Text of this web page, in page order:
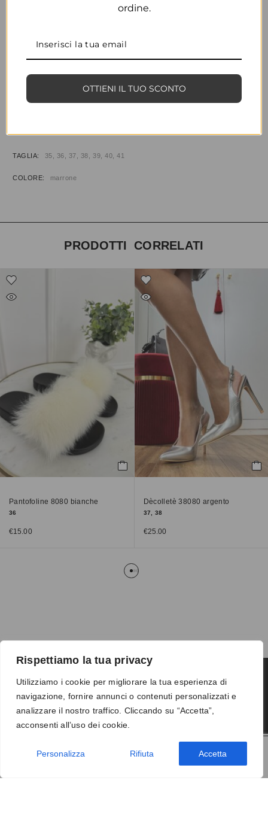
Rispettiamo la tua privacy
Utilizziamo i cookie per migliorare la tua esperienza di
navigazione, fornire annunci o contenuti personalizzati e
analizzare il nostro traffico. Cliccando su “Accetta”,
acconsenti all’uso dei cookie.
Personalizza Rifiuta Accetta
AGGIUNGI AL CARRELLO
COD:
TAGLIA 35, 36, 37, 38, 39, 40, 41
COLORE marrone
PRODOTTI CORRELATI
Pantofoline 8080 bianche
36
€15.00
Dècolletè 38080 argento
37, 38
€25.00
Termini e condizioni-Privacy-Reso
ordine.
OTTIENI IL TUO SCONTO